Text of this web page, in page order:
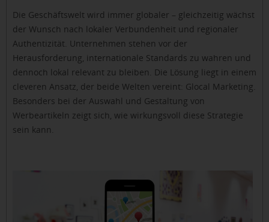
Die Geschäftswelt wird immer globaler – gleichzeitig wächst
der Wunsch nach lokaler Verbundenheit und regionaler
Authentizität. Unternehmen stehen vor der
Herausforderung, internationale Standards zu wahren und
dennoch lokal relevant zu bleiben. Die Lösung liegt in einem
cleveren Ansatz, der beide Welten vereint: Glocal Marketing.
Besonders bei der Auswahl und Gestaltung von
Werbeartikeln zeigt sich, wie wirkungsvoll diese Strategie
sein kann.